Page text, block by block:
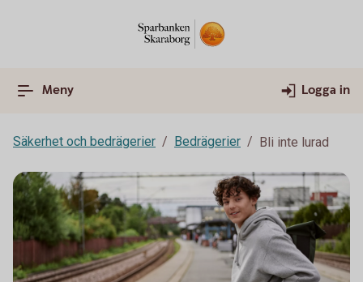
Meny Logga in
Säkerhet och bedrägerier Bedrägerier Bli inte lurad